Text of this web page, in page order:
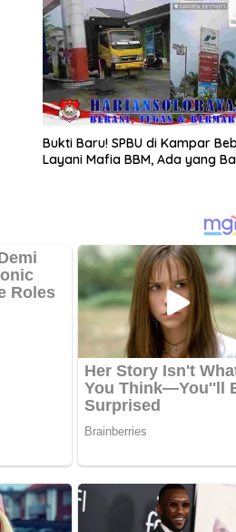
Bukti Baru! SPBU di Kampar
Layani Mafia BBM, Ada yang